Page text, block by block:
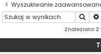
Wyszukiwanie
Szukaj
Znaleziono 2